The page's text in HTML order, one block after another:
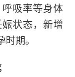
吸率等身体
状态，新增
期。